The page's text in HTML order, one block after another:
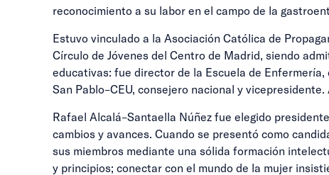
reconocimiento a su labor en el campo de la
Estuvo vinculado a la Asociación Católica de
Círculo de Jóvenes del Centro de Madrid, siendo
educativas: fue director de la Escuela de
San Pablo–CEU, consejero nacional y
Rafael Alcalá–Santaella Núñez fue elegido
cambios y avances. Cuando se presentó como
sus miembros mediante una sólida formación
y principios; conectar con el mundo de la mujer